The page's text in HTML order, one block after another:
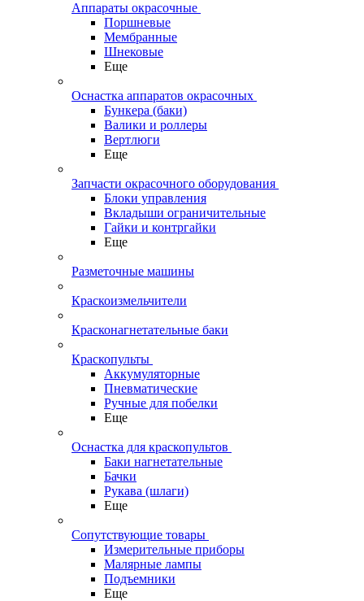
Аппараты окрасочные
Поршневые
Мембранные
Шнековые
Еще
Оснастка аппаратов окрасочных
Бункера (баки)
Валики и роллеры
Вертлюги
Еще
Запчасти окрасочного оборудования
Блоки управления
Вкладыши ограничительные
Гайки и контргайки
Еще
Разметочные машины
Краскоизмельчители
Красконагнетательные баки
Краскопульты
Аккумуляторные
Пневматические
Ручные для побелки
Еще
Оснастка для краскопультов
Баки нагнетательные
Бачки
Рукава (шлаги)
Еще
Сопутствующие товары
Измерительные приборы
Малярные лампы
Подъемники
Еще